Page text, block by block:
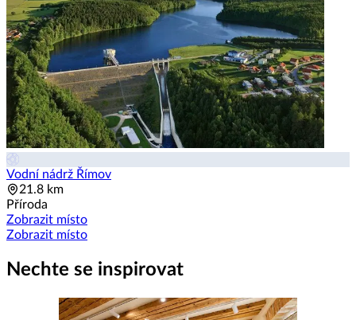
Vodní nádrž Římov
21.8 km
Příroda
Zobrazit místo
Zobrazit místo
Nechte se inspirovat